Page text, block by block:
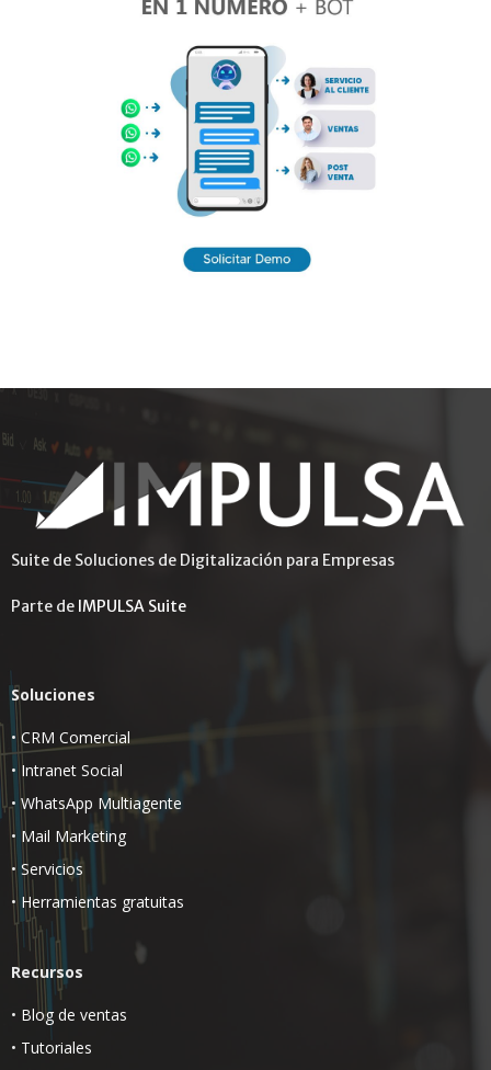
Suite de Soluciones de Digitalización para Empresas
Parte de IMPULSA Suite
Soluciones
•CRM Comercial
• Intranet Social
• WhatsApp Multiagente
• Mail Marketing
• Servicios
•Herramientas gratuitas
Recursos
• Blog de ventas
• Tutoriales